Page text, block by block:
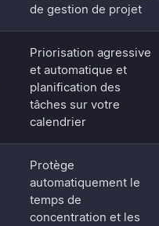
de gestion de projet
Priorisation agressive
et automatique et
planification des
tâches sur votre
calendrier
Protège
automatiquement le
temps de
concentration et les